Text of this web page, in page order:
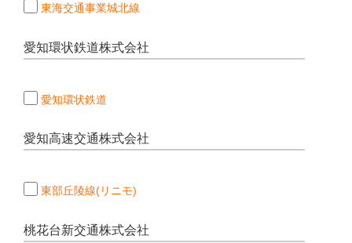
東海交通事業城北線
愛知環状鉄道株式会社
愛知環状鉄道
愛知高速交通株式会社
東部丘陵線(リニモ)
桃花台新交通株式会社